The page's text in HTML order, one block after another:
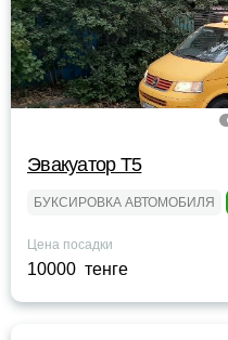
Эвакуатор Т5
БУКСИРОВКА АВТОМОБИЛЯ
Цена посадки
10000 тенге